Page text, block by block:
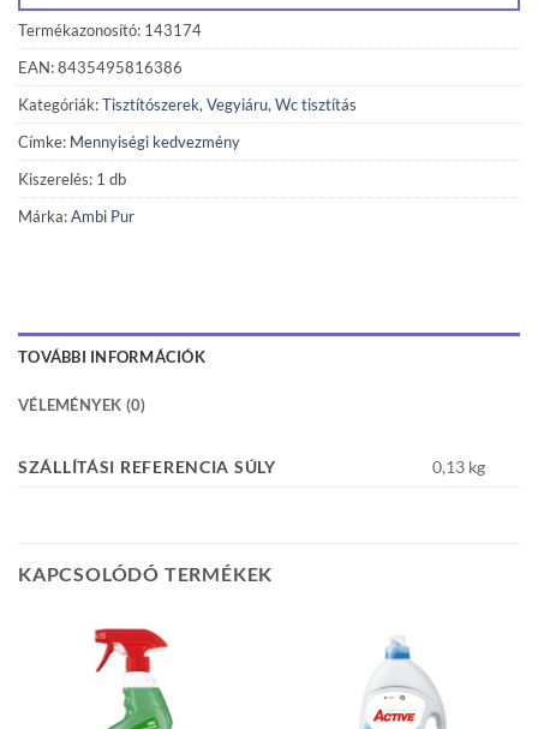
Termékazonosító: 143174
EAN: 8435495816386
Kategóriák:Tisztítószerek, Vegyiáru, Wc tisztítás
Címke: Mennyiségi kedvezmény
Kiszerelés: 1 db
Márka:Ambi Pur
TOVÁBBI INFORMÁCIÓK
VÉLEMÉNYEK (0)
SZÁLLÍTÁSI REFERENCIA SÚLY 0,13 kg
KAPCSOLÓDÓ TERMÉKEK